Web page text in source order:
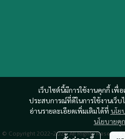
เว็บไซต์นี้มีการใช้งานคุกกี้ เพื่
ประสบการณ์ที่ดีในการใช้งานเว็
อ่านรายละเอียดเพิ่มเติมได้ที่ นโย
นโยบายคุ
© Copyright 2022-2026 All Rights Reserved